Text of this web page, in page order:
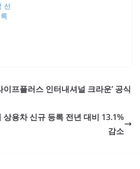
선
이프플러스 인터내셔널 크라운’ 공식
용차 신규 등록 전년 대비 13.1%
감소